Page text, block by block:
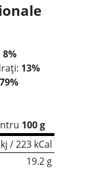
8%
13%
79%
100 g
/ 223 kCal
19.2 g